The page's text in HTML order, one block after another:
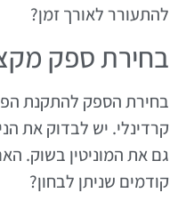
להתעורר לאורך זמן?
בחירת ספק
בחירת הספק להתקנת
קרדינלי. יש לבדוק את
גם את המוניטין בשוק.
קודמים שניתן לבחון?